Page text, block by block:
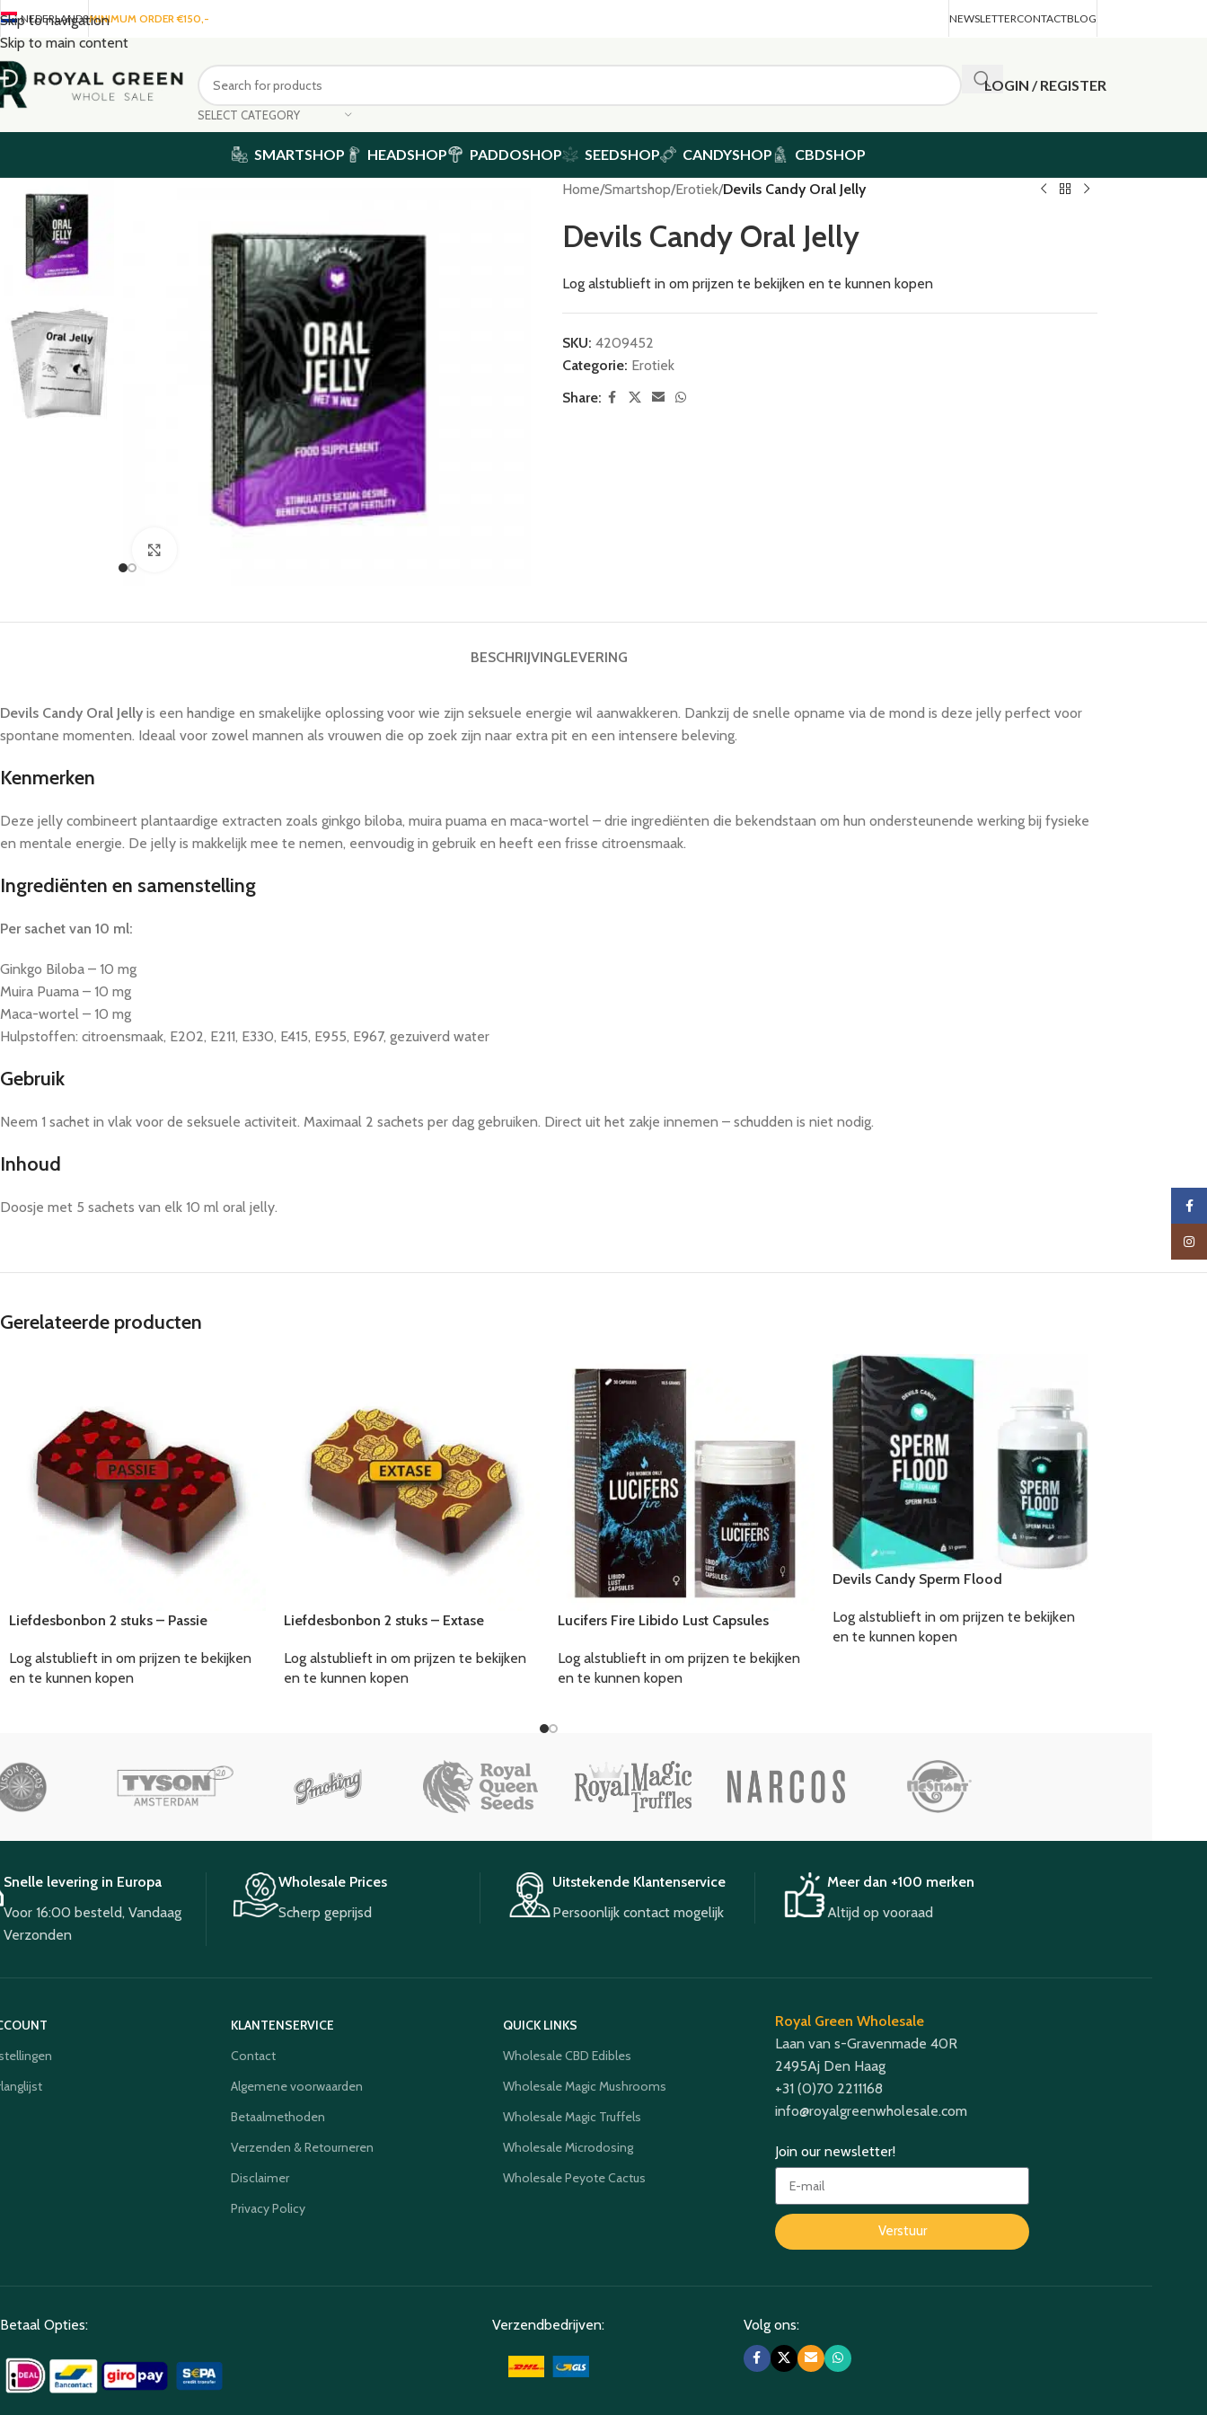
Skip to navigation
Skip to main content
NEDERLANDSMINIMUM ORDER €150,- NEWSLETTERCONTACTBLOG
SELECT CATEGORY
LOGIN / REGISTER
SMARTSHOP HEADSHOP PADDOSHOP SEEDSHOP CANDYSHOP CBDSHOP
Home/Smartshop/Erotiek/Devils Candy Oral Jelly
Devils Candy Oral Jelly
Log alstublieft in om prijzen te bekijken en te kunnen kopen
SKU: 4209452
Categorie: Erotiek
Share:
BESCHRIJVINGLEVERING
Devils Candy Oral Jelly is een handige en smakelijke oplossing voor wie zijn seksuele energie wil aanwakkeren. Dankzij de snelle opname via de mond is deze jelly perfect voor
spontane momenten. Ideaal voor zowel mannen als vrouwen die op zoek zijn naar extra pit en een intensere beleving.
Kenmerken
Deze jelly combineert plantaardige extracten zoals ginkgo biloba, muira puama en maca-wortel – drie ingrediënten die bekendstaan om hun ondersteunende werking bij fysieke
en mentale energie. De jelly is makkelijk mee te nemen, eenvoudig in gebruik en heeft een frisse citroensmaak.
Ingrediënten en samenstelling
Per sachet van 10 ml:
Ginkgo Biloba – 10 mg
Muira Puama – 10 mg
Maca-wortel – 10 mg
Hulpstoffen: citroensmaak, E202, E211, E330, E415, E955, E967, gezuiverd water
Gebruik
Neem 1 sachet in vlak voor de seksuele activiteit. Maximaal 2 sachets per dag gebruiken. Direct uit het zakje innemen – schudden is niet nodig.
Inhoud
Doosje met 5 sachets van elk 10 ml oral jelly.
Gerelateerde producten
Liefdesbonbon 2 stuks – Passie
Log alstublieft in om prijzen te bekijken
en te kunnen kopen
Liefdesbonbon 2 stuks – Extase
Log alstublieft in om prijzen te bekijken
en te kunnen kopen
Lucifers Fire Libido Lust Capsules
Log alstublieft in om prijzen te bekijken
en te kunnen kopen
Devils Candy Sperm Flood
Log alstublieft in om prijzen te bekijken
en te kunnen kopen
Snelle levering in Europa
Voor 16:00 besteld, Vandaag
Verzonden
Wholesale Prices
Scherp geprijsd
Uitstekende Klantenservice
Persoonlijk contact mogelijk
Meer dan +100 merken
Altijd op vooraad
KLANTENSERVICE
Contact
Algemene voorwaarden
Betaalmethoden
Verzenden & Retourneren
Disclaimer
Privacy Policy
QUICK LINKS
Wholesale CBD Edibles
Wholesale Magic Mushrooms
Wholesale Magic Truffels
Wholesale Microdosing
Wholesale Peyote Cactus
Royal Green Wholesale
Laan van s-Gravenmade 40R
2495Aj Den Haag
+31 (0)70 2211168
info@royalgreenwholesale.com
Join our newsletter!
Verstuur
Betaal Opties: Verzendbedrijven: Volg ons: